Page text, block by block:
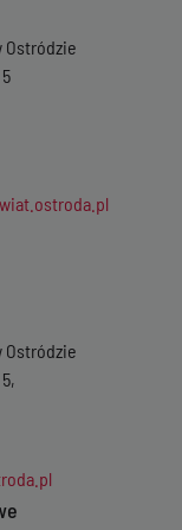
Ostródzie
Ostródzie